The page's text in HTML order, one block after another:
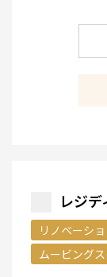
レジ
リノベーシ
ムービング